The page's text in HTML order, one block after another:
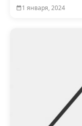
1 января, 2024